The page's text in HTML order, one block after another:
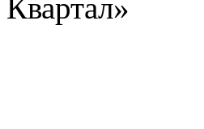
Квартал»